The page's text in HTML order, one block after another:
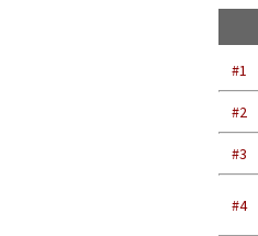
#1
#2
#3
#4